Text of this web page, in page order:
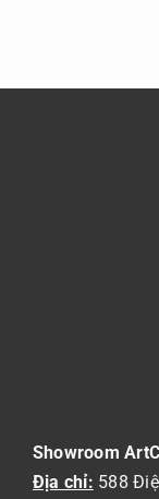
Showroom
Địa chỉ: 588